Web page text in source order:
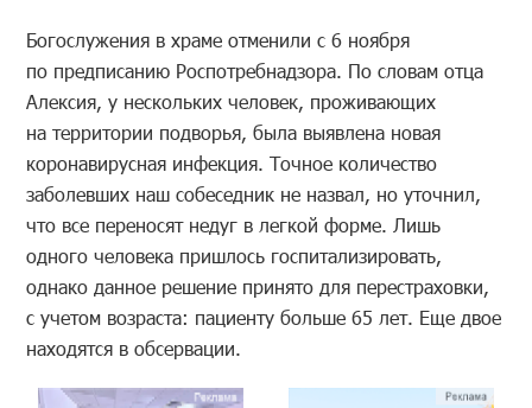
Богослужения в храме отменили с 6 ноября
по предписанию Роспотребнадзора. По словам отца
Алексия, у нескольких человек, проживающих
на территории подворья, была выявлена новая
коронавирусная инфекция. Точное количество
заболевших наш собеседник не назвал, но уточнил,
что все переносят недуг в легкой форме. Лишь
одного человека пришлось госпитализировать,
однако данное решение принято для перестраховки,
с учетом возраста: пациенту больше 65 лет. Еще двое
находятся в обсервации.